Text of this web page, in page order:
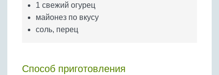
1 свежий огурец
майонез по вкусу
соль, перец
Способ приготовления